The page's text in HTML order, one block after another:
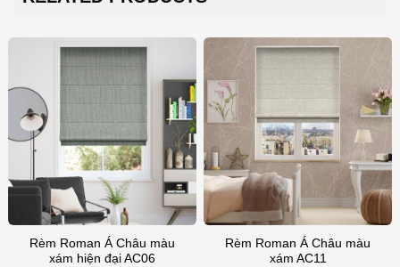
Rèm Roman Á Châu màu
xám hiện đại AC06
Rèm Roman Á Châu màu
xám AC11